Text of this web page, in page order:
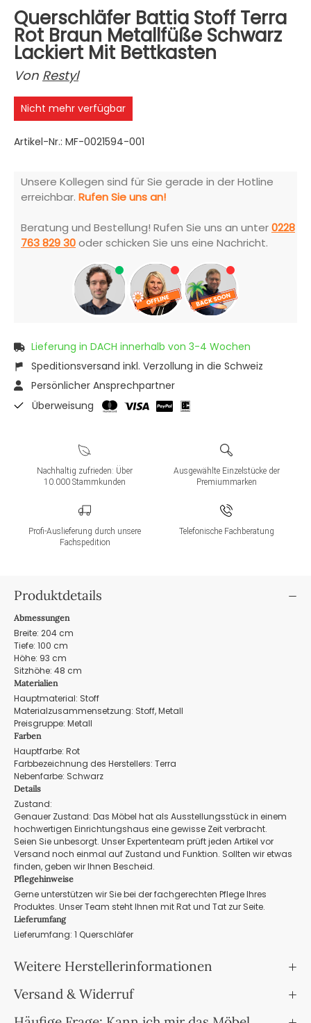
Querschläfer Battia Stoff Terra
Rot Braun Metallfüße Schwarz
Lackiert Mit Bettkasten
Von Restyl
Nicht mehr verfügbar
Artikel-Nr.: MF-0021594-001
Unsere Kollegen sind für Sie gerade in der Hotline
erreichbar. Rufen Sie uns an!
Beratung und Bestellung! Rufen Sie uns an unter0228
763 829 30oder schicken Sie uns eine Nachricht.
Lieferung in DACH innerhalb von 3-4 Wochen
Speditionsversand inkl. Verzollung in die Schweiz
Persönlicher Ansprechpartner
Überweisung
Nachhaltig zufrieden: Über
10.000 Stammkunden
Ausgewählte Einzelstücke der
Premiummarken
Profi-Auslieferung durch unsere
Fachspedition
Telefonische Fachberatung
Produktdetails
Abmessungen
Breite: 204 cm
Tiefe: 100 cm
Höhe: 93 cm
Sitzhöhe: 48 cm
Materialien
Hauptmaterial: Stoff
Materialzusammensetzung: Stoff, Metall
Preisgruppe: Metall
Farben
Hauptfarbe: Rot
Farbbezeichnung des Herstellers: Terra
Nebenfarbe: Schwarz
Details
Zustand:
Genauer Zustand: Das Möbel hat als Ausstellungsstück in einem
hochwertigen Einrichtungshaus eine gewisse Zeit verbracht.
Seien Sie unbesorgt. Unser Expertenteam prüft jeden Artikel vor
Versand noch einmal auf Zustand und Funktion. Sollten wir etwas
finden, geben wir Ihnen Bescheid.
Pflegehinweise
Gerne unterstützen wir Sie bei der fachgerechten Pflege Ihres
Produktes. Unser Team steht Ihnen mit Rat und Tat zur Seite.
Lieferumfang
Lieferumfang: 1 Querschläfer
Weitere Herstellerinformationen
Versand & Widerruf